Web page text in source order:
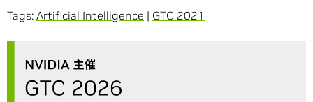
Tags: Artificial Intelligence | GTC 2021